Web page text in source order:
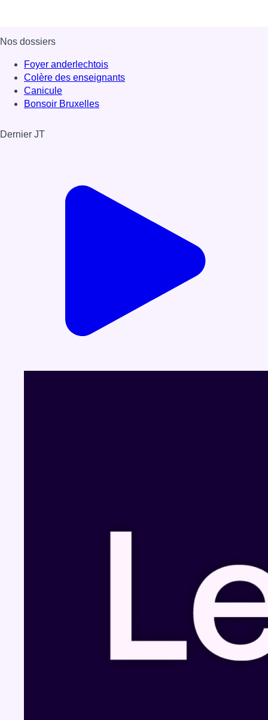
Nos dossiers
Foyer anderlechtois
Colère des enseignants
Canicule
Bonsoir Bruxelles
Dernier JT